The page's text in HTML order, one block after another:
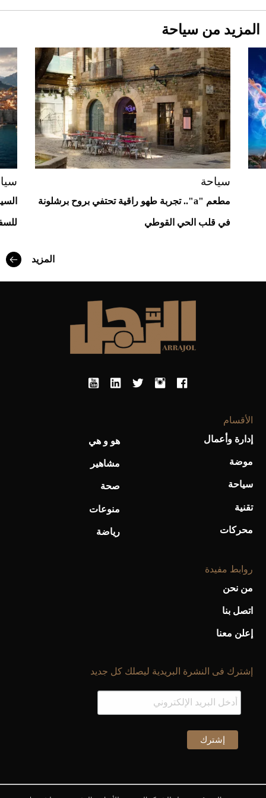
Aston Martin Valiant: على هوى الأبطال
المزيد من سياحة
سياحة
مطعم "a".. تجربة طهو راقية تحتفي بروح برشلونة
في قلب الحي القوطي
المزيد
الأقسام
إدارة وأعمال
موضة
سياحة
تقنية
محركات
هو و هي
مشاهير
صحة
منوعات
رياضة
روابط مفيدة
من نحن
اتصل بنا
إعلن معنا
إشترك فى النشرة البريدية ليصلك كل جديد